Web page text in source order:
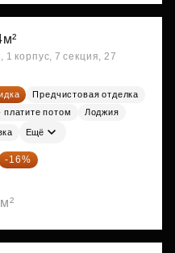
корпус, 7 секция, 27
Предчистовая отделка
потом
Лоджия
Ещё
-16%